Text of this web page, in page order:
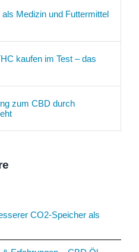
Medizin und Futtermittel
kaufen im Test – das
zum CBD durch
CO2-Speicher als